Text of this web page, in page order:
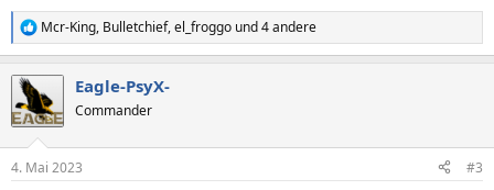
R
e
k
t
i
e
Mcr-King, Bulletchief,el_froggo und 4 andere
Eagle-PsyX-
Commander
4. Mai 2023 #3